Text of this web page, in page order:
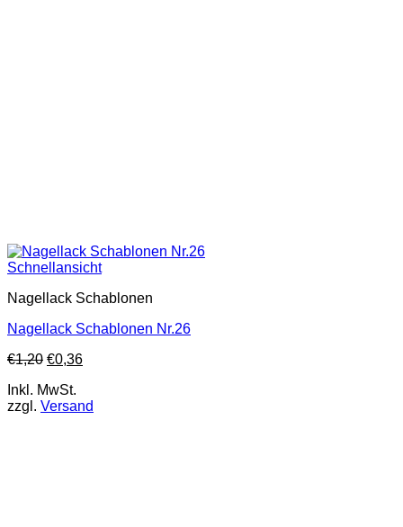
Schnellansicht
Nagellack Schablonen
Nagellack Schablonen Nr.26
€1,20 €0,36
Inkl. MwSt.
zzgl. Versand